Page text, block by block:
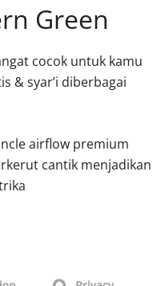
Green
cocok untuk kamu
& syar’i diberbagai
airflow premium
cantik menjadikan